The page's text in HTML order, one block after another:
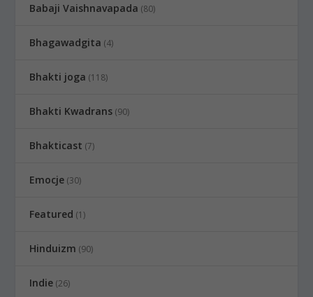
Babaji Vaishnavapada (80)
Bhagawadgita (4)
Bhakti joga (118)
Bhakti Kwadrans (90)
Bhakticast (7)
Emocje (30)
Featured (1)
Hinduizm (90)
Indie (26)